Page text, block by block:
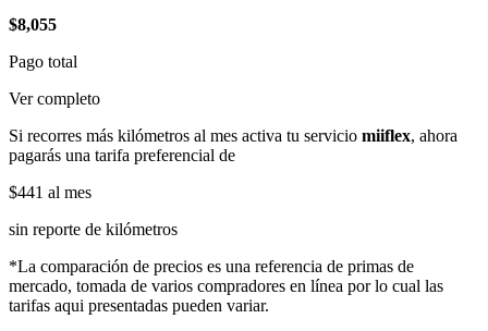
$8,055
Pago total
Ver completo
Si recorres más kilómetros al mes activa tu servicio miiflex, ahora
pagarás una tarifa preferencial de
$441 al mes
sin reporte de kilómetros
*La comparación de precios es una referencia de primas de
mercado, tomada de varios compradores en línea por lo cual las
tarifas aqui presentadas pueden variar.